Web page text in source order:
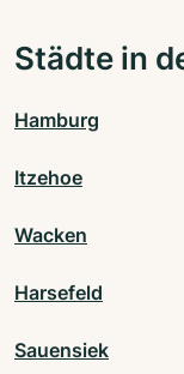
Städte in
Hamburg
Itzehoe
Wacken
Harsefeld
Sauensiek